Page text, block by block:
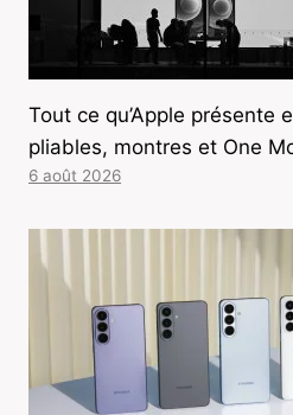
Tout ce qu’Apple présente
pliables, montres et One
6 août 2026